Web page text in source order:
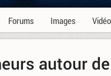
Forums Images
autour